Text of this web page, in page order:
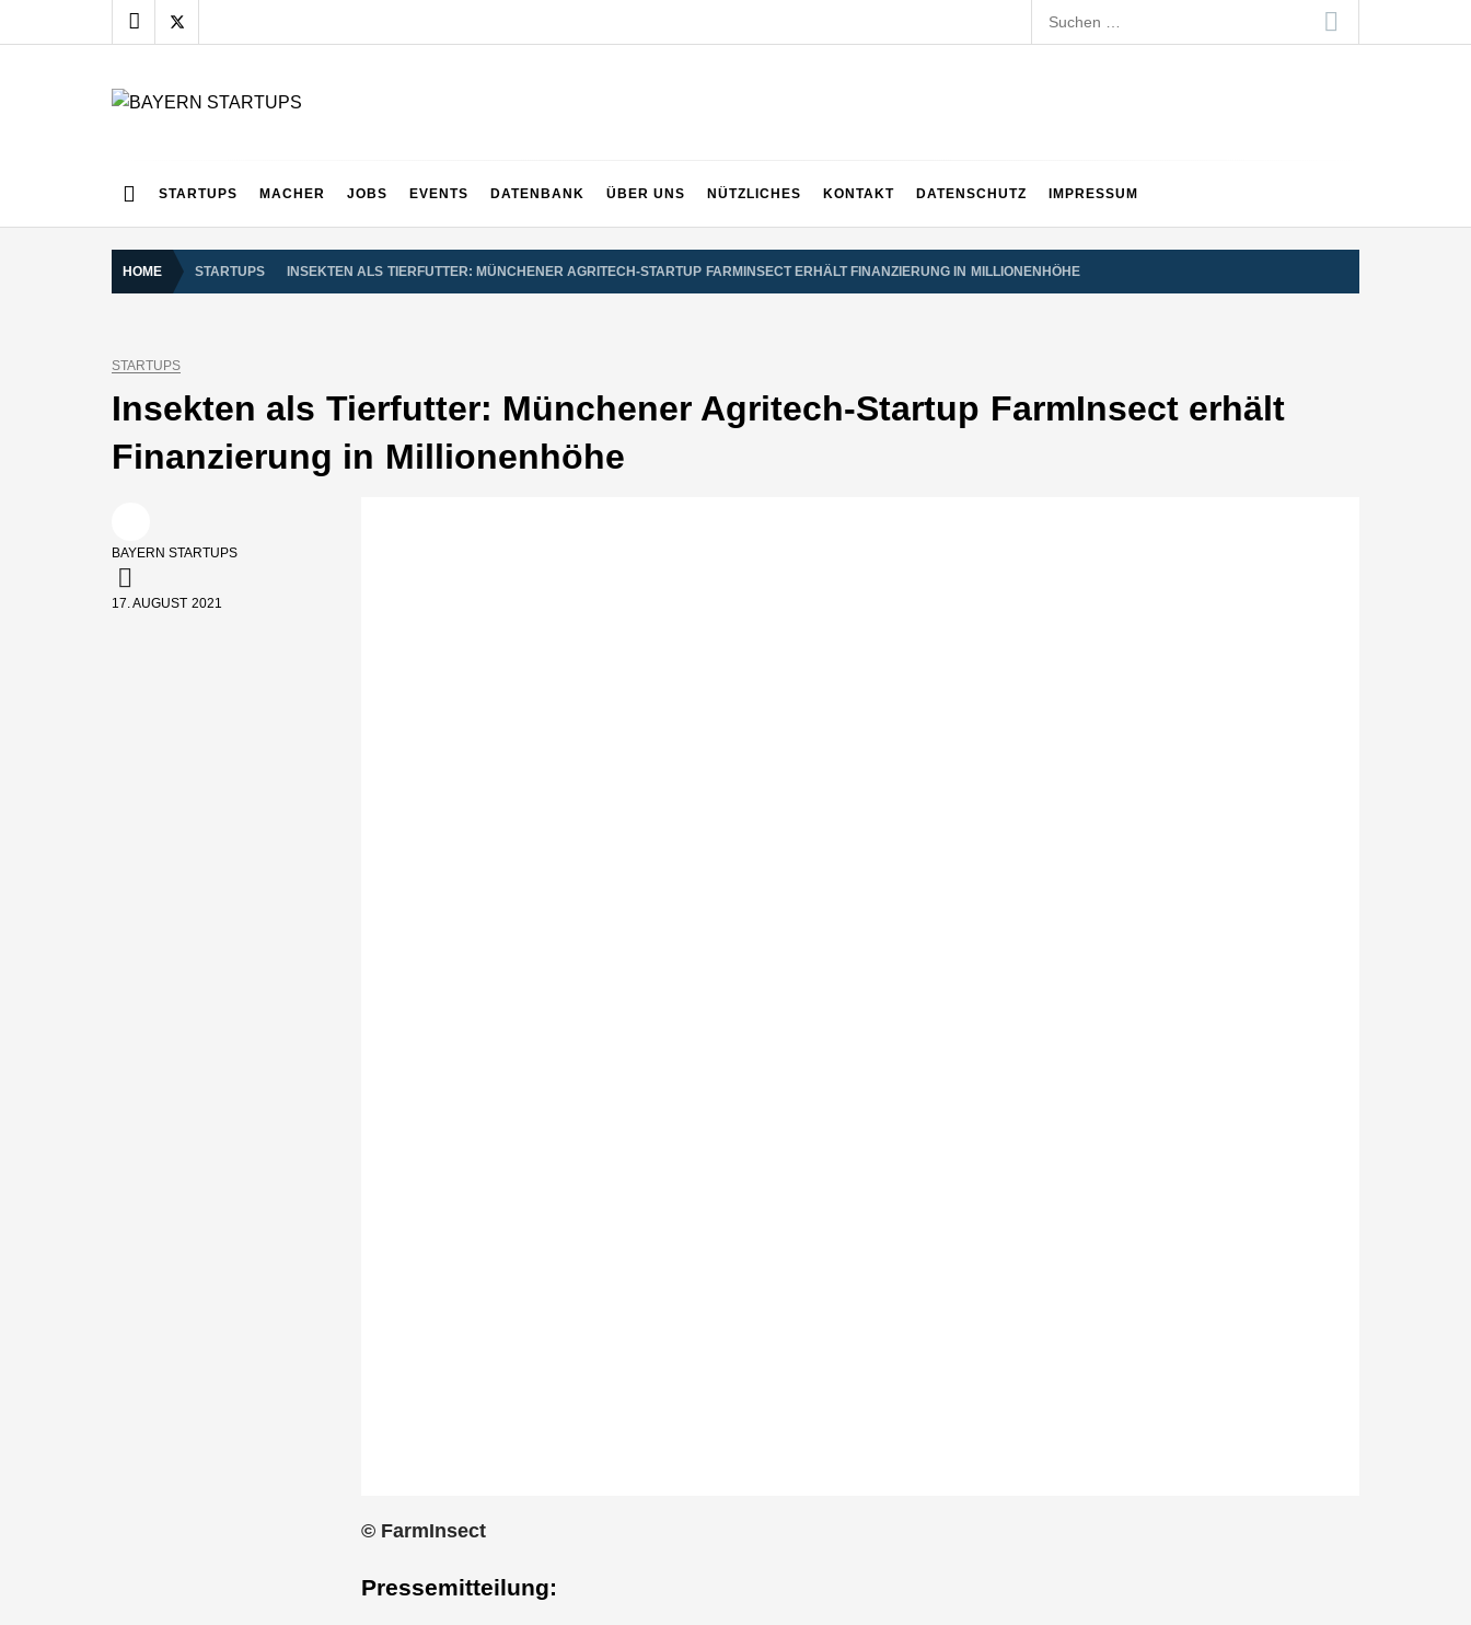
to
Suchen
nach:
STARTUPS MACHER JOBS EVENTS DATENBANK ÜBER UNS NÜTZLICHES KONTAKT DATENSCHUTZ IMPRESSUM
HOME STARTUPS INSEKTEN ALS TIERFUTTER: MÜNCHENER AGRITECH-STARTUP FARMINSECT ERHÄLT FINANZIERUNG IN MILLIONENHÖHE
STARTUPS
Insekten als Tierfutter: Münchener Agritech-Startup FarmInsect erhält
Finanzierung in Millionenhöhe
BAYERN STARTUPS
17. AUGUST 2021
© FarmInsect
Pressemitteilung: